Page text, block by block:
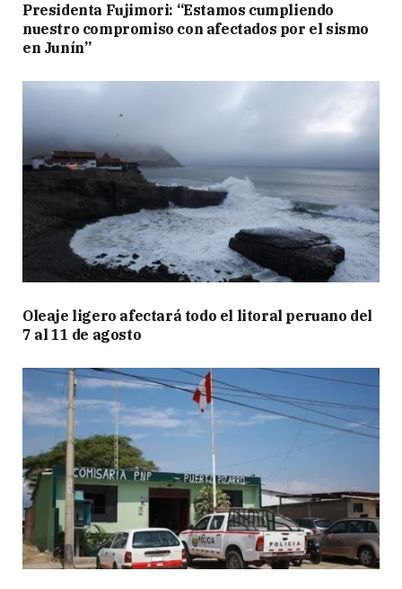
Presidenta Fujimori: “Estamos cumpliendo
nuestro compromiso con afectados por el sismo
en Junín”
Oleaje ligero afectará todo el litoral peruano del
7 al 11 de agosto